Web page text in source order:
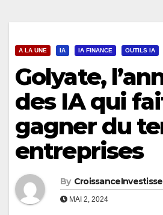
A LA UNE IA IA FINANCE OUTILS IA
Golyate,
des IA qui
gagner du
entreprises
By
MAI 2, 2024